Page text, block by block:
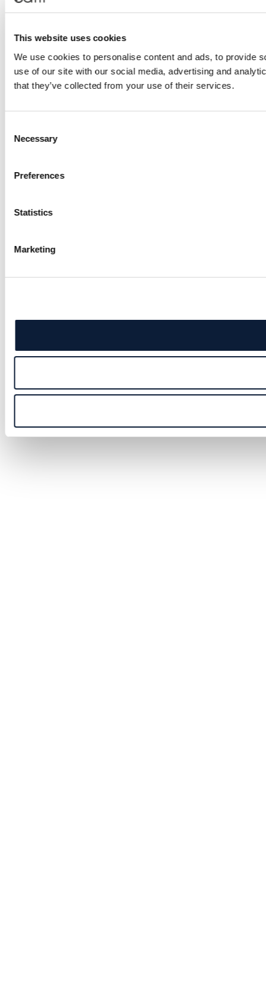
This website uses cookies
We use cookies to personalise content and ads, to provide
use of our site with our social media, advertising and
that they’ve collected from your use of their services.
Selection
Necessary
Preferences
Statistics
Marketing